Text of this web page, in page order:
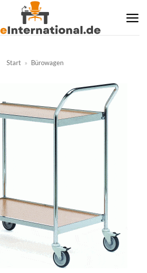
Start » Bürowagen